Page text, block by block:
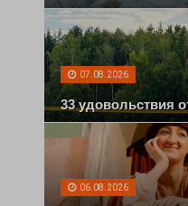
07.08.2026
33 удовольствия
06.08.2026